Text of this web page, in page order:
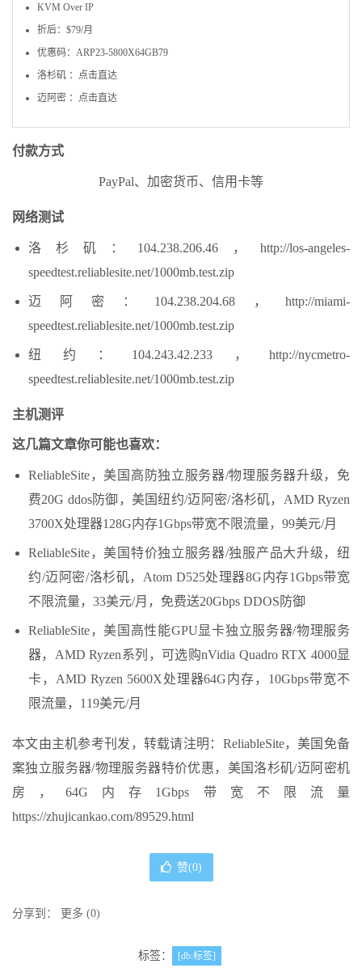
KVM Over IP
折后：$79/月
优惠码：ARP23-5800X64GB79
洛杉矶 ：点击直达
迈阿密 ：点击直达
付款方式
PayPal、加密货币、信用卡等
网络测试
洛杉矶：104.238.206.46，http://los-angeles-
speedtest.reliablesite.net/1000mb.test.zip
迈阿密：104.238.204.68，http://miami-
speedtest.reliablesite.net/1000mb.test.zip
纽约：104.243.42.233，http://nycmetro-
speedtest.reliablesite.net/1000mb.test.zip
主机测评
这几篇文章你可能也喜欢：
ReliableSite，美国高防独立服务器/物理服务器升级，免
费20G ddos防御，美国纽约/迈阿密/洛杉矶，AMD Ryzen
3700X处理器128G内存1Gbps带宽不限流量，99美元/月
ReliableSite，美国特价独立服务器/独服产品大升级，纽
约/迈阿密/洛杉矶，Atom D525处理器8G内存1Gbps带宽
不限流量，33美元/月，免费送20Gbps DDOS防御
ReliableSite，美国高性能GPU显卡独立服务器/物理服务
器，AMD Ryzen系列，可选购nVidia Quadro RTX 4000显
卡，AMD Ryzen 5600X处理器64G内存，10Gbps带宽不
限流量，119美元/月
本文由主机参考刊发，转载请注明：ReliableSite，美国免备
案独立服务器/物理服务器特价优惠，美国洛杉矶/迈阿密机
房，64G内存1Gbps带宽不限流量
https://zhujicankao.com/89529.html
赞(0)
分享到： 更多 (0)
标签： [db:标签]